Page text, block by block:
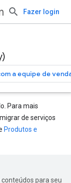
Fazer login
a equipe de
Para mais
de serviços
Produtos e
para seu